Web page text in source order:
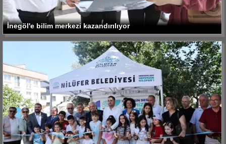
İnegöl'e bilim merkezi kazandırılıyor